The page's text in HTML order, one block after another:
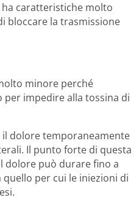
caratteristiche molto
bloccare la trasmissione
minore perché
impedire alla tossina di
dolore temporaneamente
Il punto forte di questa
dolore può durare fino a
per cui le iniezioni di